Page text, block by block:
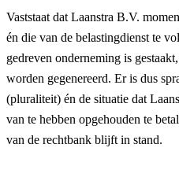
Vaststaat dat Laanstra B.V.
én die van de belastingdienst te
gedreven onderneming is
worden gegenereerd. Er is dus
(pluraliteit) én de situatie dat
van te hebben opgehouden te
van de rechtbank blijft in stand.